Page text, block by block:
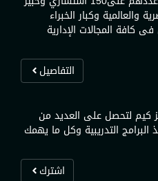
والعالمية وكبار الخبراء
كافة المجالات الإدارية
التفاصيل
كيم لتحصل على العديد من
التدريبية وكل ما يهمك
اشترك